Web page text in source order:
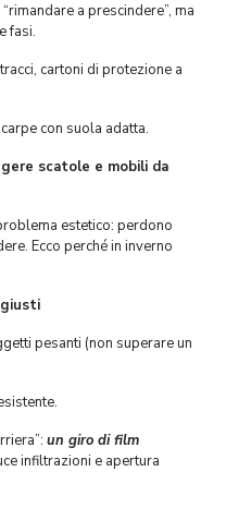
a prescindere”, ma
fasi.
cartoni di protezione a
con suola adatta.
scatole e mobili da
estetico: perdono
Ecco perché in inverno
pesanti (non superare un
un giro di film
infiltrazioni e apertura